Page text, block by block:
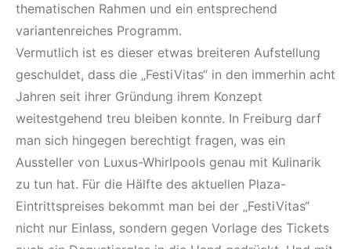
thematischen Rahmen und ein entsprechend
variantenreiches Programm.
Vermutlich ist es dieser etwas breiteren Aufstellung
geschuldet, dass die „FestiVitas“ in den immerhin acht
Jahren seit ihrer Gründung ihrem Konzept
weitestgehend treu bleiben konnte. In Freiburg darf
man sich hingegen berechtigt fragen, was ein
Aussteller von Luxus-Whirlpools genau mit Kulinarik
zu tun hat. Für die Hälfte des aktuellen Plaza-
Eintrittspreises bekommt man bei der „FestiVitas“
nicht nur Einlass, sondern gegen Vorlage des Tickets